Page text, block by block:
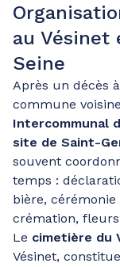
au Vésinet
Seine
Après un décès
commune
Intercommunal
site de Saint-
souvent
temps :
bière,
crémation,
Le cimetière du
Vésinet,